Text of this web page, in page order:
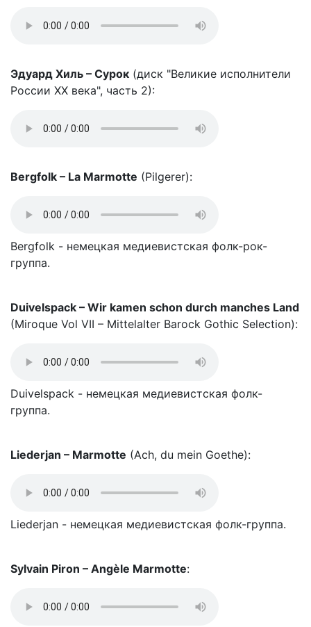
Эдуард Хиль – Сурок (диск "Великие исполнители
России XX века", часть 2):
Bergfolk – La Marmotte (Pilgerer):
Bergfolk - немецкая медиевистская фолк-рок-
группа.
Duivelspack – Wir kamen schon durch manches Land
(Miroque Vol VII – Mittelalter Barock Gothic Selection):
Duivelspack - немецкая медиевистская фолк-
группа.
Liederjan – Marmotte (Ach, du mein Goethe):
Liederjan - немецкая медиевистская фолк-группа.
Sylvain Piron – Angèle Marmotte: